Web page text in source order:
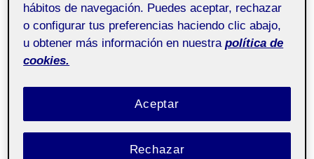
hábitos de navegación. Puedes aceptar, rechazar
o configurar tus preferencias haciendo clic abajo,
u obtener más información en nuestra política de
cookies.
Rechazar
Aceptar